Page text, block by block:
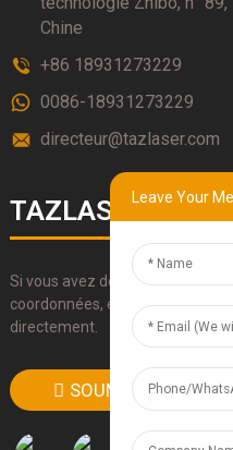
Chine
+86 18931273229
0086-18931273229
directeur@tazlaser.com
TAZLASERS
Si vous avez des questions sur
coordonnées, envoyez-nous un
directement.
SOUMETTRE
Leave Your